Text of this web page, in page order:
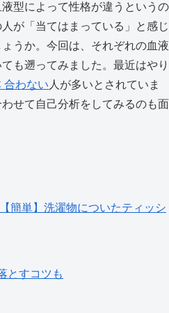
型によって性格が違うというの
が「当てはまっている」と感じ
うか。今回は、それぞれの血液
も遡ってみました。最近はやり
合わない 人が多いとされていま
せて自己分析をしてみるのも面
【簡単】洗濯物についたティッシ
とすコツも